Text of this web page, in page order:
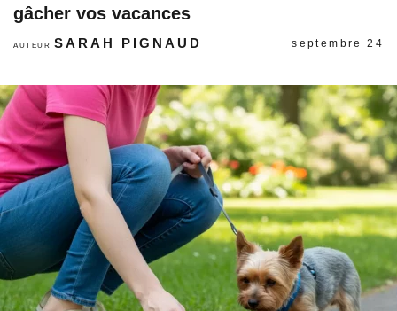
gâcher vos vacances
AUTEURSARAH PIGNAUD septembre 24